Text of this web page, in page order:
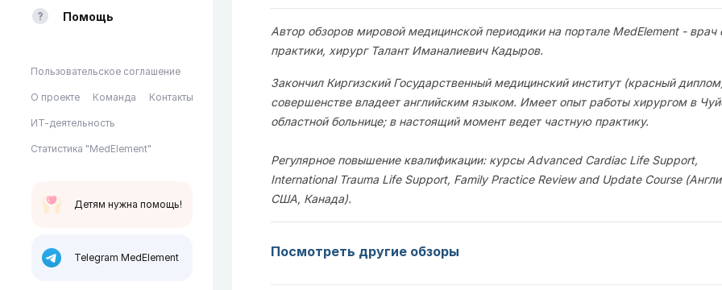
Помощь
Пользовательское соглашение
О проекте Команда Контакты
ИТ-деятельность
Статистика "MedElement"
Детям нужна помощь!
Telegram MedElement
Автор обзоров мировой медицинской периодики на портале MedElement - врач
практики, хирург Талант Иманалиевич Кадыров.
Закончил Киргизский Государственный медицинский институт (красный
совершенстве владеет английским языком. Имеет опыт работы хирургом в
областной больнице; в настоящий момент ведет частную практику.
Регулярное повышение квалификации: курсы Advanced Cardiac Life Support,
International Trauma Life Support, Family Practice Review and Update Course
США, Канада).
Посмотреть другие обзоры